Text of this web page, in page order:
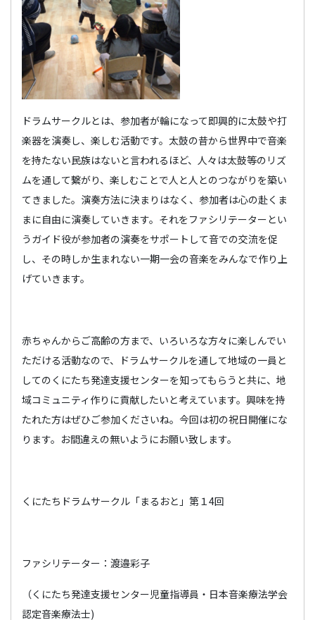
ドラムサークルとは、参加者が輪になって即興的に太鼓や打
楽器を演奏し、楽しむ活動です。太鼓の昔から世界中で音楽
を持たない民族はないと言われるほど、人々は太鼓等のリズ
ムを通して繋がり、楽しむことで人と人とのつながりを築い
てきました。演奏方法に決まりはなく、参加者は心の赴くま
まに自由に演奏していきます。それをファシリテーターとい
うガイド役が参加者の演奏をサポートして音での交流を促
し、その時しか生まれない一期一会の音楽をみんなで作り上
げていきます。
赤ちゃんからご高齢の方まで、いろいろな方々に楽しんでい
ただける活動なので、ドラムサークルを通して地域の一員と
してのくにたち発達支援センターを知ってもらうと共に、地
域コミュニティ作りに貢献したいと考えています。興味を持
たれた方はぜひご参加くださいね。今回は初の祝日開催にな
ります。お間違えの無いようにお願い致します。
くにたちドラムサークル「まるおと」第１4回
ファシリテーター：渡邉彩子
（くにたち発達支援センター児童指導員・日本音楽療法学会
認定音楽療法士)